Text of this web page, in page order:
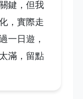
鍵，但我
，實際走
一日遊，
滿，留點